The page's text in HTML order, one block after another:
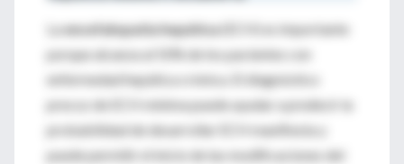
Laencefalopatía hepática(ECH) es importante
porque alcanza al 50% de los pacientes con
enfermedad hepática crónica. El diagnóstico
precoz de ECH mínima puede ayudar a predecir la
probabilidad de desarrollar ECH manifiesta y
puede permitir el inicio de las modificaciones del